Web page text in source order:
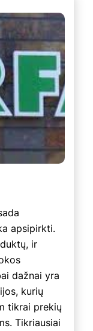
apsipirkti.
ir
dažnai yra
kurių
tikrai prekių
Tikriausiai